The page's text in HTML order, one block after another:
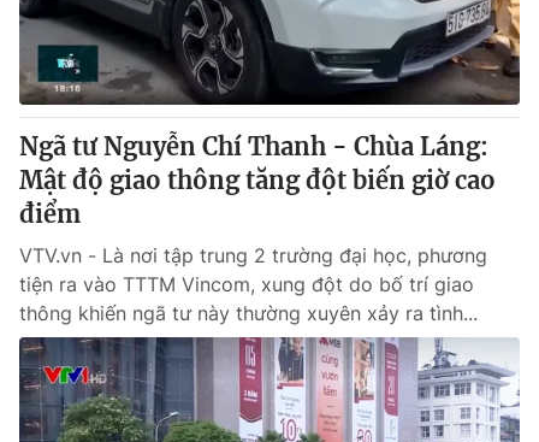
Sản phẩm
Thị trường
Tư vấn
Lịch phát sóng
Chuyên mục khác
Emagazine Podcast
Photo Infographic
Video Shorts video
VTV Money VTV Thể thao
Ngã tư Nguyễn Chí Thanh - Chùa Láng:
Mật độ giao thông tăng đột biến giờ cao
điểm
VTV.vn - Là nơi tập trung 2 trường đại học, phương
tiện ra vào TTTM Vincom, xung đột do bố trí giao
thông khiến ngã tư này thường xuyên xảy ra tình...